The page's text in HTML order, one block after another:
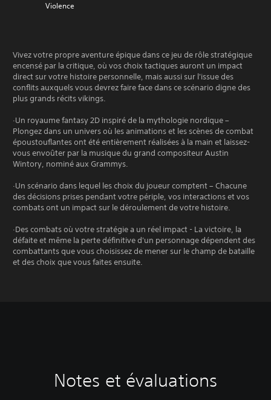
Violence
Vivez votre propre aventure épique dans ce jeu de rôle stratégique
encensé par la critique, où vos choix tactiques auront un impact
direct sur votre histoire personnelle, mais aussi sur l'issue des
conflits auxquels vous devrez faire face dans ce scénario digne des
plus grands récits vikings.
·Un royaume fantasy 2D inspiré de la mythologie nordique –
Plongez dans un univers où les animations et les scènes de combat
époustouflantes ont été entièrement réalisées à la main et laissez-
vous envoûter par la musique du grand compositeur Austin
Wintory, nominé aux Grammys.
·Un scénario dans lequel les choix du joueur comptent – Chacune
des décisions prises pendant votre périple, vos interactions et vos
combats ont un impact sur le déroulement de votre histoire.
·Des combats où votre stratégie a un réel impact - La victoire, la
défaite et même la perte définitive d'un personnage dépendent des
combattants que vous choisissez de mener sur le champ de bataille
et des choix que vous faites ensuite.
Notes et évaluations